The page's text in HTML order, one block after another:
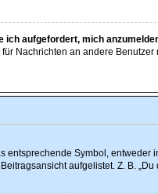
ich aufgefordert, mich
Nachrichten an andere
entsprechende Symbol,
aufgelistet. Z. B.